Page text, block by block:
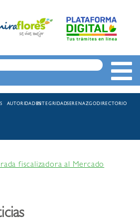
AUTORIDADESINTEGRIDADSERENAZGODIRECTORIO
fiscalizadora al Mercado